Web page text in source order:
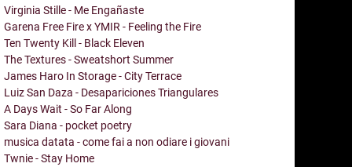
Virginia Stille - Me Engañaste
Garena Free Fire x YMIR - Feeling the Fire
Ten Twenty Kill - Black Eleven
The Textures - Sweatshort Summer
James Haro In Storage - City Terrace
Luiz San Daza - Desapariciones Triangulares
A Days Wait - So Far Along
Sara Diana - pocket poetry
musica datata - come fai a non odiare i giovani
Twnie - Stay Home